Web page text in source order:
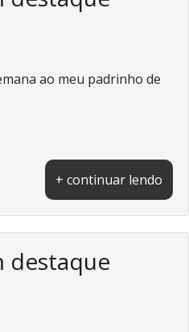
ao meu padrinho de
+ continuar lendo
destaque